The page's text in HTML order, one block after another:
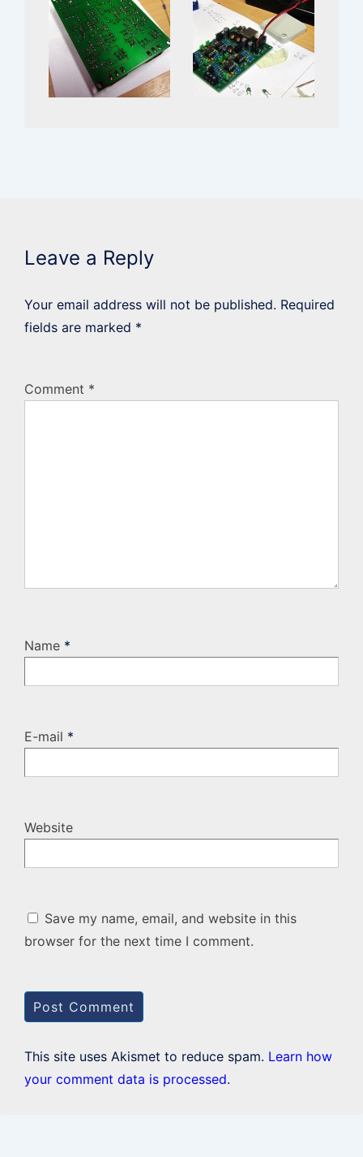
Leave a Reply
Your email address will not be published. Required
fields are marked *
Comment *
Name *
E-mail *
Website
Save my name, email, and website in this
browser for the next time I comment.
This site uses Akismet to reduce spam. Learn how
your comment data is processed.